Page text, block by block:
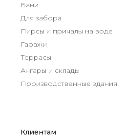
Бани
Для забора
Пирсы и причалы на воде
Гаражи
Террасы
Ангары и склады
Производственные здания
Клиентам